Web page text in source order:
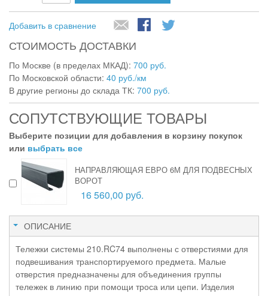
Добавить в сравнение
СТОИМОСТЬ ДОСТАВКИ
По Москве (в пределах МКАД): 700 руб.
По Московской области: 40 руб./км
В другие регионы до склада ТК: 700 руб.
СОПУТСТВУЮЩИЕ ТОВАРЫ
Выберите позиции для добавления в корзину покупок
или выбрать все
НАПРАВЛЯЮЩАЯ ЕВРО 6М ДЛЯ ПОДВЕСНЫХ
ВОРОТ
16 560,00 руб.
ОПИСАНИЕ
Тележки системы 210.RC74 выполнены с отверстиями для
подвешивания транспортируемого предмета. Малые
отверстия предназначены для объединения группы
тележек в линию при помощи троса или цепи. Изделия